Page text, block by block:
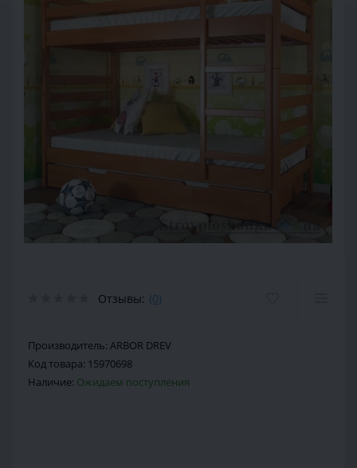
Отзывы: (0)
Производитель: ARBOR DREV
Код товара: 15970698
Наличие: Ожидаем поступления